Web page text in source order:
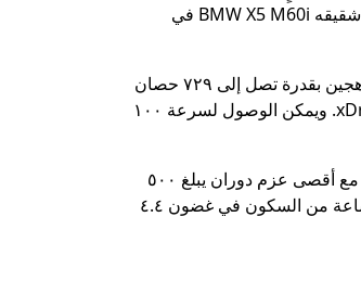
قصوى مقدارها ٢٥٠ كم/ساعة. أما الطراز الشقيق BMW X6 M60i، والذي ينتمي لفئة سيارات “كوبيه الأنشطة الرياضية” (SAC)، فيشترك مع شقيقه BMW X5 M60i في
وبالنسبة للسيارة السيدان من الحجم الكبير BMW M5، فنجدها تستعين بمحرك مميّز مِن ثماني أسطوانات بسعة ٤,٤ لترات، مع محرك بنظام هجين بقدرة تصل إلى ٧٢٩ حصان
وأقصى عزم دوران يبلغ ١٠٠٠ نيوتن-متر. يتصل هذا المحرك الرائع بعلبة تروس من ثماني سرعات تنقل عزم الدوران لنظام الدفع الرباعي xDrive. ويمكن الوصول لسرعة ١٠٠
أما عن السيدان الفخمة متوسطة الحجم M340i xDrive، فنجدها تعتمد على محرك من ست أسطوانات متتالية بسعة ٣ لترات يولّد ٣٨٧ حصانًا مع أقصى عزم دوران يبلغ ٥٠٠
نيوتن-متر، كما يتَّصل بعلبة تروس أوتوماتيكية من ثماني سرعات تَنْقُل عزم الدوران إلى العجلات الأربع، مع إمكانية الوصول لسرعة ١٠٠ كم/ساعة من السكون في غضون ٤.٤